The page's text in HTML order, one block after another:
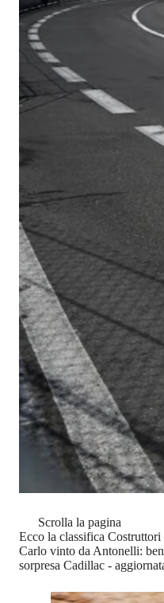
Scrolla la pagina
Ecco la classifica
Carlo vinto da Antonelli:
sorpresa Cadillac -